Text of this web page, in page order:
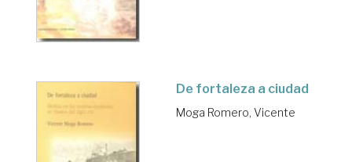
De fortaleza a ciudad
Moga Romero, Vicente